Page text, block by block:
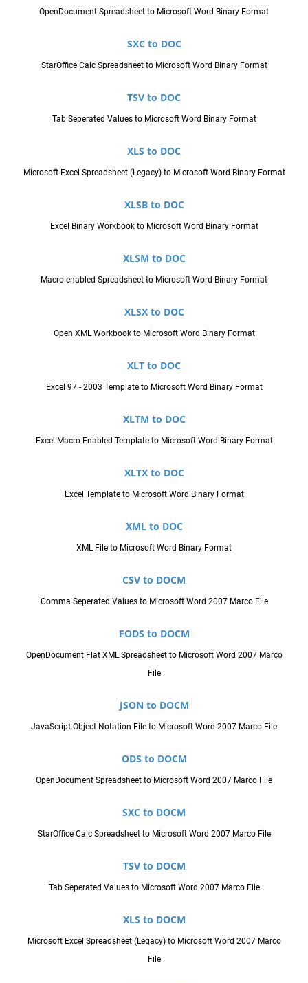
OpenDocument Spreadsheet to Microsoft Word Binary Format
SXC to DOC
StarOffice Calc Spreadsheet to Microsoft Word Binary Format
TSV to DOC
Tab Seperated Values to Microsoft Word Binary Format
XLS to DOC
Microsoft Excel Spreadsheet (Legacy) to Microsoft Word Binary Format
XLSB to DOC
Excel Binary Workbook to Microsoft Word Binary Format
XLSM to DOC
Macro-enabled Spreadsheet to Microsoft Word Binary Format
XLSX to DOC
Open XML Workbook to Microsoft Word Binary Format
XLT to DOC
Excel 97 - 2003 Template to Microsoft Word Binary Format
XLTM to DOC
Excel Macro-Enabled Template to Microsoft Word Binary Format
XLTX to DOC
Excel Template to Microsoft Word Binary Format
XML to DOC
XML File to Microsoft Word Binary Format
CSV to DOCM
Comma Seperated Values to Microsoft Word 2007 Marco File
FODS to DOCM
OpenDocument Flat XML Spreadsheet to Microsoft Word 2007 Marco
File
JSON to DOCM
JavaScript Object Notation File to Microsoft Word 2007 Marco File
ODS to DOCM
OpenDocument Spreadsheet to Microsoft Word 2007 Marco File
SXC to DOCM
StarOffice Calc Spreadsheet to Microsoft Word 2007 Marco File
TSV to DOCM
Tab Seperated Values to Microsoft Word 2007 Marco File
XLS to DOCM
Microsoft Excel Spreadsheet (Legacy) to Microsoft Word 2007 Marco
File